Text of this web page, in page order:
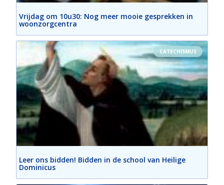
Vrijdag om 10u30: Nog meer mooie gesprekken in
woonzorgcentra
CATECHISMUS
Leer ons bidden! Bidden in de school van Heilige
Dominicus